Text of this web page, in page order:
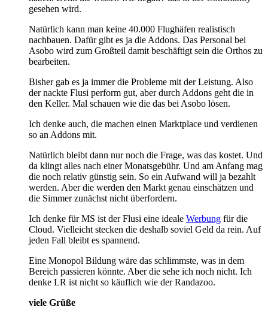
gesehen wird.
Natürlich kann man keine 40.000 Flughäfen realistisch
nachbauen. Dafür gibt es ja die Addons. Das Personal bei
Asobo wird zum Großteil damit beschäftigt sein die Orthos zu
bearbeiten.
Bisher gab es ja immer die Probleme mit der Leistung. Also
der nackte Flusi perform gut, aber durch Addons geht die in
den Keller. Mal schauen wie die das bei Asobo lösen.
Ich denke auch, die machen einen Marktplace und verdienen
so an Addons mit.
Natürlich bleibt dann nur noch die Frage, was das kostet. Und
da klingt alles nach einer Monatsgebühr. Und am Anfang mag
die noch relativ günstig sein. So ein Aufwand will ja bezahlt
werden. Aber die werden den Markt genau einschätzen und
die Simmer zunächst nicht überfordern.
Ich denke für MS ist der Flusi eine ideale Werbung für die
Cloud. Vielleicht stecken die deshalb soviel Geld da rein. Auf
jeden Fall bleibt es spannend.
Eine Monopol Bildung wäre das schlimmste, was in dem
Bereich passieren könnte. Aber die sehe ich noch nicht. Ich
denke LR ist nicht so käuflich wie der Randazoo.
viele Grüße